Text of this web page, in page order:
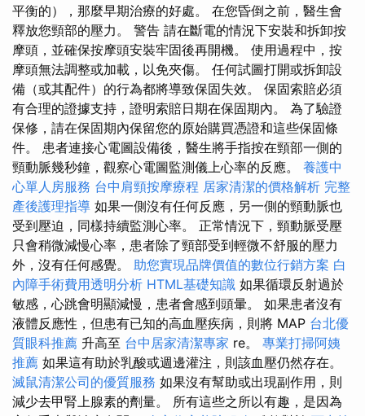
平衡的），那麼早期治療的好處。 在您昏倒之前，醫生會
釋放您頸部的壓力。 警告 請在斷電的情況下安裝和拆卸按
摩頭，並確保按摩頭安裝牢固後再開機。 使用過程中，按
摩頭無法調整或加載，以免夾傷。 任何試圖打開或拆卸設
備（或其配件）的行為都將導致保固失效。 保固索賠必須
有合理的證據支持，證明索賠日期在保固期內。 為了驗證
保修，請在保固期內保留您的原始購買憑證和這些保固條
件。 患者連接心電圖設備後，醫生將手指按在頸部一側的
頸動脈幾秒鐘，觀察心電圖監測儀上心率的反應。 養護中
心單人房服務 台中肩頸按摩療程 居家清潔的價格解析 完整
產後護理指導 如果一側沒有任何反應，另一側的頸動脈也
受到壓迫，同樣持續監測心率。 正常情況下，頸動脈受壓
只會稍微減慢心率，患者除了頸部受到輕微不舒服的壓力
外，沒有任何感覺。 助您實現品牌價值的數位行銷方案 白
內障手術費用透明分析 HTML基礎知識 如果循環反射過於
敏感，心跳會明顯減慢，患者會感到頭暈。 如果患者沒有
液體反應性，但患有已知的高血壓疾病，則將 MAP 台北優
質眼科推薦 升高至 台中居家清潔專家 re。 專業打掃阿姨
推薦 如果這有助於乳酸或週邊灌注，則該血壓仍然存在。
滅鼠清潔公司的優質服務 如果沒有幫助或出現副作用，則
減少去甲腎上腺素的劑量。 所有這些之所以有趣，是因為